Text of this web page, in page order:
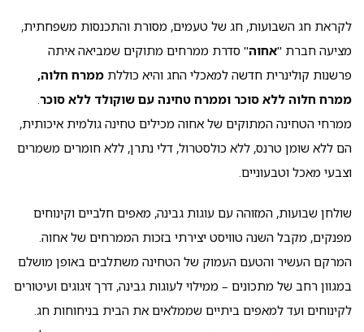
לקראת חג השבועות, חג של טעמים, מסורת והתכנסות משפחתית,
מציעה חברת "אחוה" סדרת ממרחים מתוקים שמביאה איתה
פרשנות קולינרית חדשה למאכלי החג והיא כוללת ממרח חלוה,
ממרח חלוה ללא סוכר וממרח טחינה עם שוקולד ללא סוכר
ממרחי הטחינה המתוקים של אחוה מכילים טחינה גולמית איכותית,
הם ללא שומן טרנס, ללא כולסטרול, דלי נתרן, ללא חומרים משמרים
וצבעי מאכל וטבעוניים.
שולחן שבועות, המזוהה עם עוגות גבינה, מאפים חלביים וקינוחים
מפנקים, מקבל השנה טוויסט יצירתי בזכות הממרחים של אחוה.
המרקם העשיר והטעם העמוק של הטחינה משתלבים באופן מושלם
במגוון רחב של מתכונים – ממילוי לעוגות גבינה, דרך זיגוגים ועיטורים
לקינוחים ועד למאפים ביתיים שממלאים את הבית בניחוחות חג.